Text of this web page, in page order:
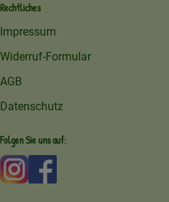
Rechtliches
Impressum
Widerruf-Formular
AGB
Datenschutz
Folgen Sie uns auf:
Externer Link zu https://